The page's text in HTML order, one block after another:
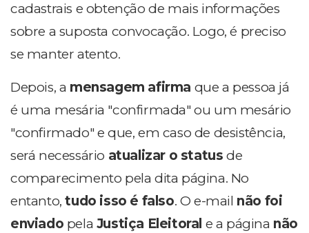
cadastrais e obtenção de mais informações
sobre a suposta convocação. Logo, é preciso
se manter atento.
Depois, a mensagem afirma que a pessoa já
é uma mesária "confirmada" ou um mesário
"confirmado" e que, em caso de desistência,
será necessário atualizar o status de
comparecimento pela dita página. No
entanto,tudo isso é falso. O e-mail não foi
enviado pela Justiça Eleitoral e a página não